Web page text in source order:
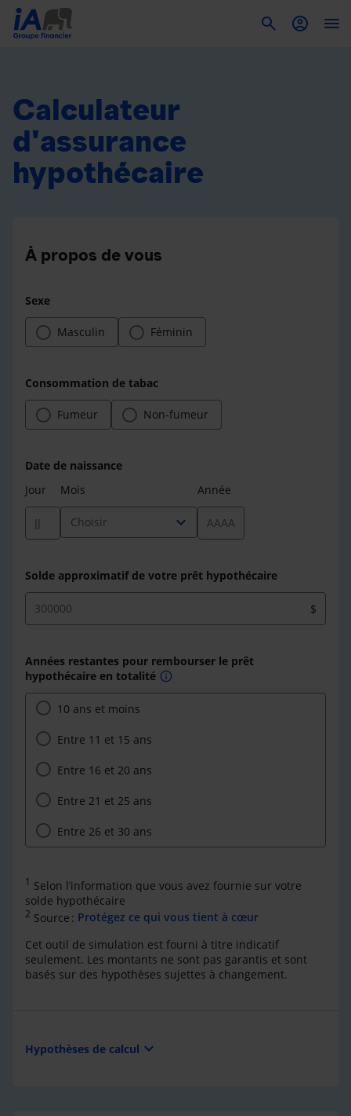
Calculateur
d'assurance
hypothécaire
À propos de vous
Sexe
Masculin Féminin
Consommation de tabac
Fumeur Non-fumeur
Date de naissance
Jour
Mois
Choisir expand_more
Année
Solde approximatif de votre prêt hypothécaire
$
Années restantes pour rembourser le prêt
hypothécaire en totalité info
10 ans et moins
Entre 11 et 15 ans
Entre 16 et 20 ans
Entre 21 et 25 ans
Entre 26 et 30 ans
1 Selon l’information que vous avez fournie sur votre
solde hypothécaire
2 Source : Protégez ce qui vous tient à cœur
Cet outil de simulation est fourni à titre indicatif
seulement. Les montants ne sont pas garantis et sont
basés sur des hypothèses sujettes à changement.
Hypothèses de calcul expand_more